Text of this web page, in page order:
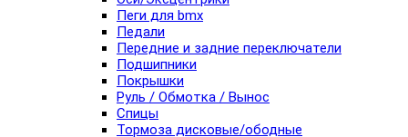
Пеги для bmx
Педали
Передние и задние переключатели
Подшипники
Покрышки
Руль / Обмотка / Вынос
Спицы
Тормоза дисковые/ободные